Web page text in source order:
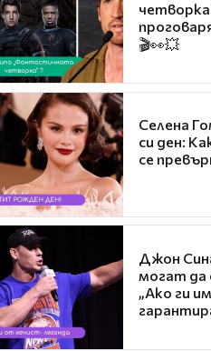
🎬👀💥
Селена
си ден:
се
Джон
могат да
„Ако ги